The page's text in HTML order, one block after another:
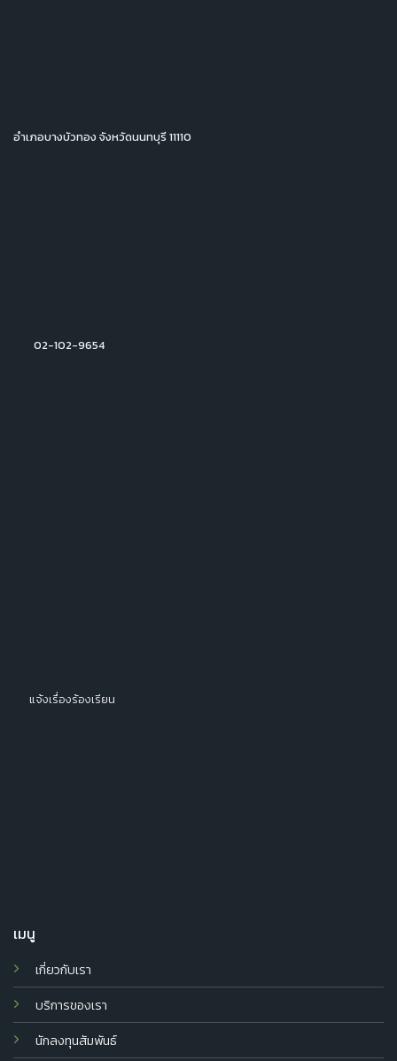
เมนู
เกี่ยวกับเรา
บริการของเรา
นักลงทุนสัมพันธ์
อำเภอบางบัวทอง จังหวัดนนทบุรี 11110
02-102-9654
แจ้งเรื่องร้องเรียน